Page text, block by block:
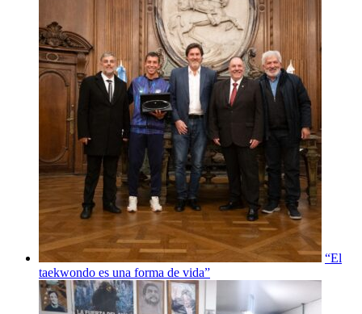
“El
taekwondo es una forma de vida”